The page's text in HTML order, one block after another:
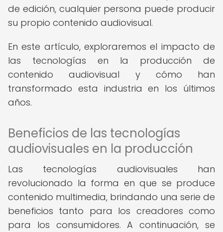
de edición, cualquier persona puede producir
su propio contenido audiovisual.
En este artículo, exploraremos el impacto de
las tecnologías en la producción de
contenido audiovisual y cómo han
transformado esta industria en los últimos
años.
Beneficios de las tecnologías
audiovisuales en la producción
Las tecnologías audiovisuales han
revolucionado la forma en que se produce
contenido multimedia, brindando una serie de
beneficios tanto para los creadores como
para los consumidores. A continuación, se